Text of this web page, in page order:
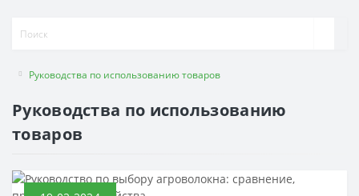
Руководства по использованию товаров
Руководства по использованию
товаров